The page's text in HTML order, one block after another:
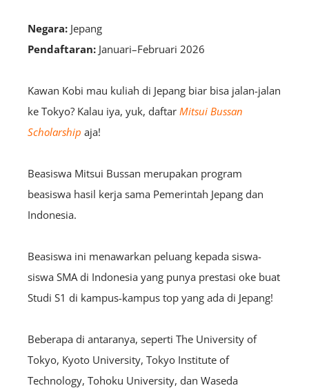
Negara: Jepang
Pendaftaran: Januari–Februari 2026
Kawan Kobi mau kuliah di Jepang biar bisa jalan-jalan
ke Tokyo? Kalau iya, yuk, daftar Mitsui Bussan
Scholarship aja!
Beasiswa Mitsui Bussan merupakan program
beasiswa hasil kerja sama Pemerintah Jepang dan
Indonesia.
Beasiswa ini menawarkan peluang kepada siswa-
siswa SMA di Indonesia yang punya prestasi oke buat
Studi S1 di kampus-kampus top yang ada di Jepang!
Beberapa di antaranya, seperti The University of
Tokyo, Kyoto University, Tokyo Institute of
Technology, Tohoku University, dan Waseda